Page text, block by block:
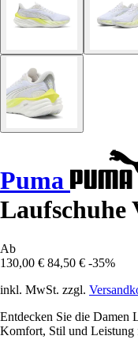
Puma
Laufschuhe
Ab
130,00 € 84,50 € -35%
inkl. MwSt. zzgl.
Entdecken Sie die Damen
Komfort, Stil und Leistung